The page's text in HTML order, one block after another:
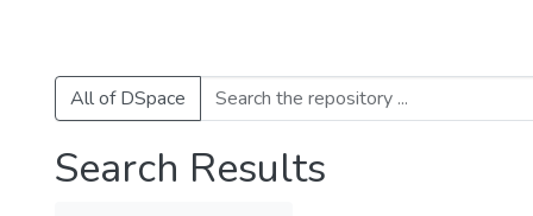
All of DSpace
Search Results